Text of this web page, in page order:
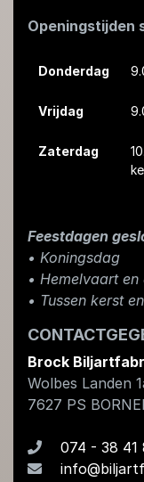
Openingstijden
Donderdag
Vrijdag
Zaterdag
Feestdagen
• Koningsdag
​• Hemelvaart
• Tussen kerst
Brock
Wolbes Landen
7627 PS
074 - 38 41